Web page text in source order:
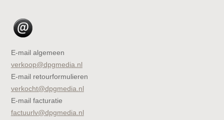
E-mail algemeen
verkoop@dpgmedia.nl
E-mail retourformulieren
verkocht@dpgmedia.nl
E-mail facturatie
factuurlv@dpgmedia.nl